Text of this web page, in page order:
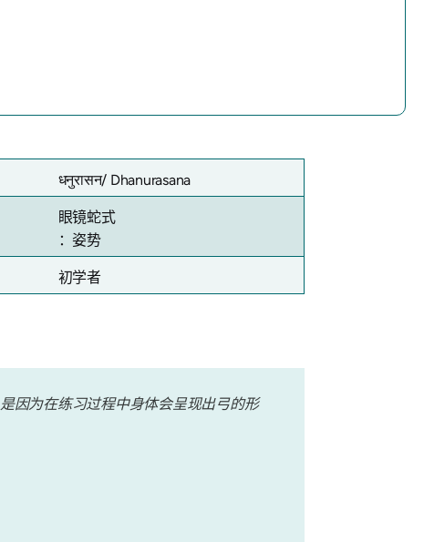
धनुरासन/ Dhanurasana
眼镜蛇式
：姿势
初学者
是因为在练习过程中身体会呈现出弓的形